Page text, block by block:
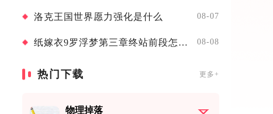
洛克王国世界愿力强化是什么 08-07
纸嫁衣9罗浮梦第三章终站前段怎么解密 08-08
热门下载 更多+
物理掉落